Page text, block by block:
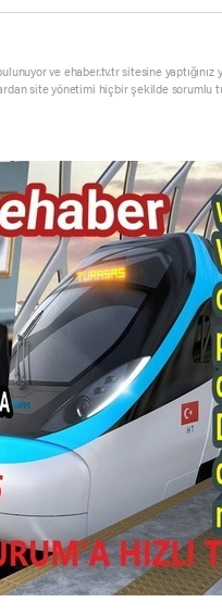
ve ehaber.tv.tr sitesine
site yönetimi hiçbir şekilde sorumlu